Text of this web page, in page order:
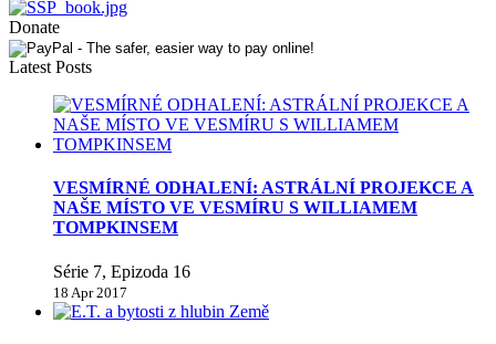
Donate
Latest Posts
VESMÍRNÉ ODHALENÍ: ASTRÁLNÍ PROJEKCE A
NAŠE MÍSTO VE VESMÍRU S WILLIAMEM
TOMPKINSEM
Série 7, Epizoda 16
18 Apr 2017